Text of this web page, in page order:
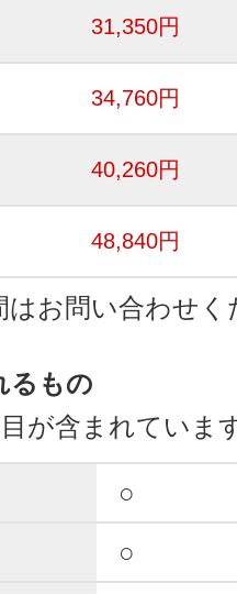
31,350円
34,760円
40,260円
48,840円
はお問い合わせく
るもの
が含まれていま
○
○